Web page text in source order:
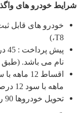
شرایط خودرو های
،T8)
نام می باشد.
ماهه با سود 12 درصد میباشد.
تحویل خودروها 90 روزه می باشد.